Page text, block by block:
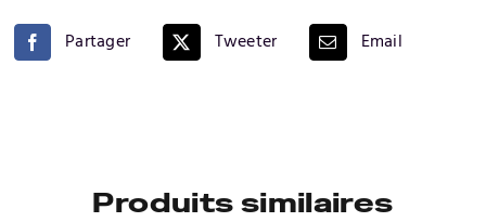
Partager Tweeter Email
Produits similaires